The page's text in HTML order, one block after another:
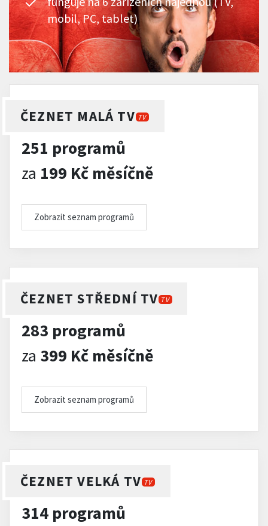
mobil, PC, tablet)
ČEZNET MALÁ TV TV
251 programů
za 199 Kč měsíčně
Zobrazit seznam programů
ČEZNET STŘEDNÍ TV TV
283 programů
za 399 Kč měsíčně
Zobrazit seznam programů
ČEZNET VELKÁ TV TV
314 programů